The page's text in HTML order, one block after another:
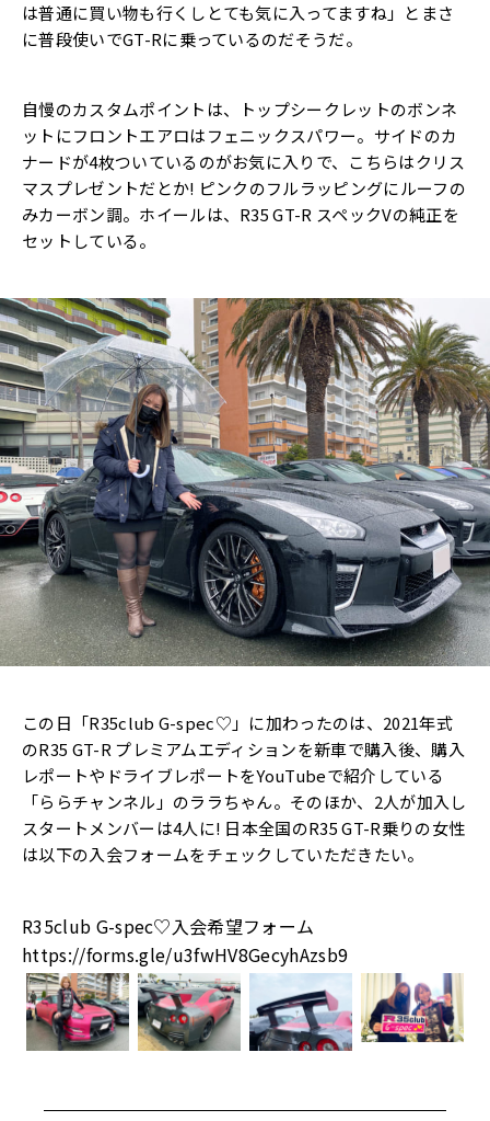
は普通に買い物も行くしとても気に入ってますね」とまさ
に普段使いでGT-Rに乗っているのだそうだ。
自慢のカスタムポイントは、トップシークレットのボンネ
ットにフロントエアロはフェニックスパワー。サイドのカ
ナードが4枚ついているのがお気に入りで、こちらはクリス
マスプレゼントだとか! ピンクのフルラッピングにルーフの
みカーボン調。ホイールは、R35 GT-R スペックVの純正を
セットしている。
この日「R35club G-spec♡」に加わったのは、2021年式
のR35 GT-R プレミアムエディションを新車で購入後、購入
レポートやドライブレポートをYouTubeで紹介している
「ららチャンネル」のララちゃん。そのほか、2人が加入し
スタートメンバーは4人に! 日本全国のR35 GT-R乗りの女性
は以下の入会フォームをチェックしていただきたい。
R35club G-spec♡入会希望フォーム
https://forms.gle/u3fwHV8GecyhAzsb9